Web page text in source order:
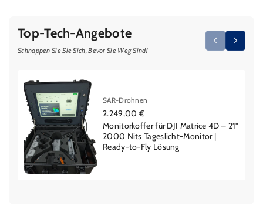
Top-Tech-Angebote
Schnappen Sie Sie Sich, Bevor Sie Weg Sind!
SAR-Drohnen
Regulärer
Preis
2.249,00 €
Monitorkoffer für DJI Matrice 4D – 21"
2000 Nits Tageslicht-Monitor |
Ready-to-Fly Lösung